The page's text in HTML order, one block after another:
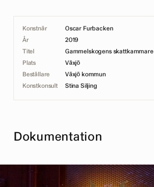
Konstnär
Oscar Furbacken
År
2019
Titel
Gammelskogens skattkammare
Plats
Växjö
Beställare
Växjö kommun
Konstkonsult
Stina Siljing
Dokumentation